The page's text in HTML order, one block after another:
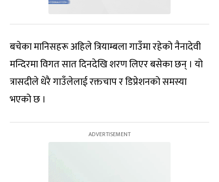
बचेका मानिसहरू अहिले त्रियाम्बला गाउँमा रहेको नैनादेवी
मन्दिरमा विगत सात दिनदेखि शरण लिएर बसेका छन् । यो
त्रासदीले धेरै गाउँलेलाई रक्तचाप र डिप्रेशनको समस्या
भएको छ ।